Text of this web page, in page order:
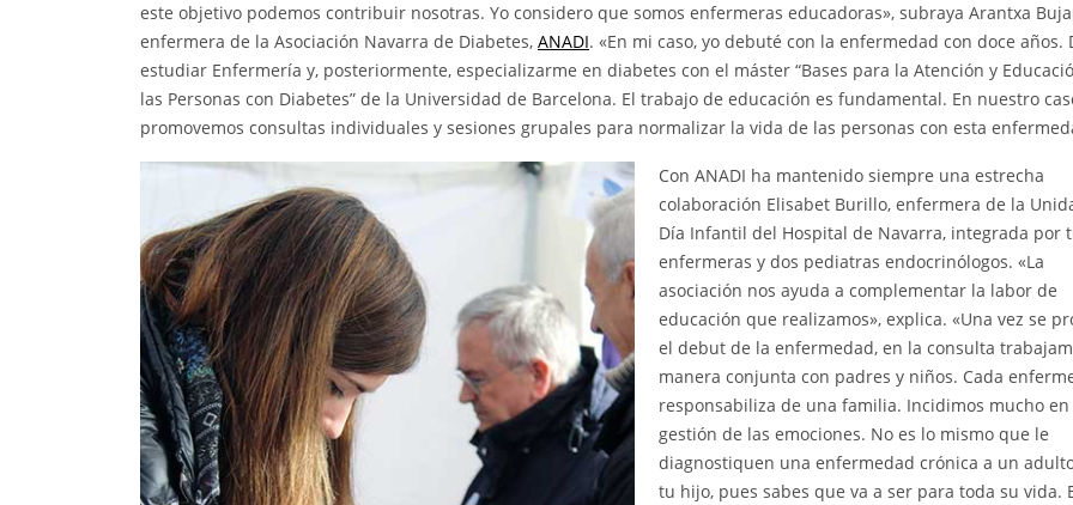
este objetivo podemos contribuir nosotras. Yo considero que somos enfermeras educadoras», subraya Arantxa
enfermera de la Asociación Navarra de Diabetes, ANADI. «En mi caso, yo debuté con la enfermedad con doce años.
estudiar Enfermería y, posteriormente, especializarme en diabetes con el máster “Bases para la Atención y
las Personas con Diabetes” de la Universidad de Barcelona. El trabajo de educación es fundamental. En nuestro
promovemos consultas individuales y sesiones grupales para normalizar la vida de las personas con esta
Con ANADI ha mantenido siempre una estrecha
colaboración Elisabet Burillo, enfermera de la
Día Infantil del Hospital de Navarra, integrada por
enfermeras y dos pediatras endocrinólogos. «La
asociación nos ayuda a complementar la labor de
educación que realizamos», explica. «Una vez se
el debut de la enfermedad, en la consulta
manera conjunta con padres y niños. Cada
responsabiliza de una familia. Incidimos mucho en
gestión de las emociones. No es lo mismo que le
diagnostiquen una enfermedad crónica a un
tu hijo, pues sabes que va a ser para toda su vida.